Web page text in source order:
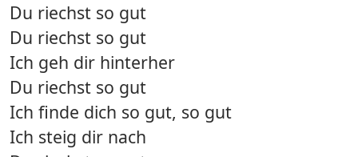
Du riechst so gut
Du riechst so gut
Ich geh dir hinterher
Du riechst so gut
Ich finde dich so gut, so gut
Ich steig dir nach